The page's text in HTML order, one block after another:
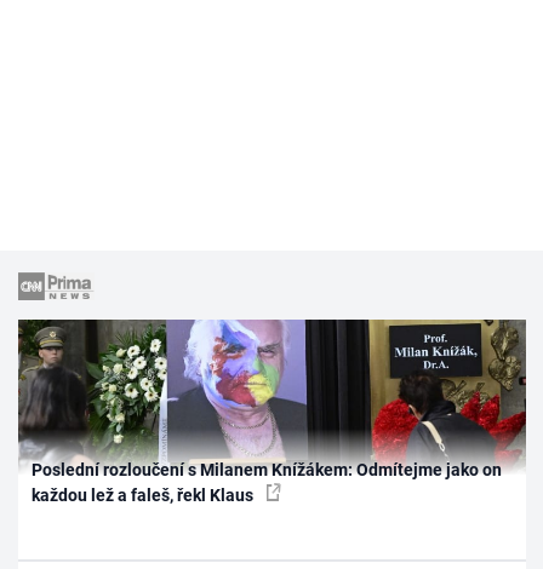
Poslední rozloučení s Milanem Knížákem: Odmítejme jako on
každou lež a faleš, řekl Klaus